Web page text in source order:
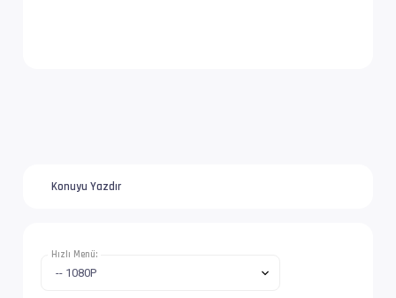
İz Adı            : Orijinal |
Konuyu Yazdır
Hızlı Menü: